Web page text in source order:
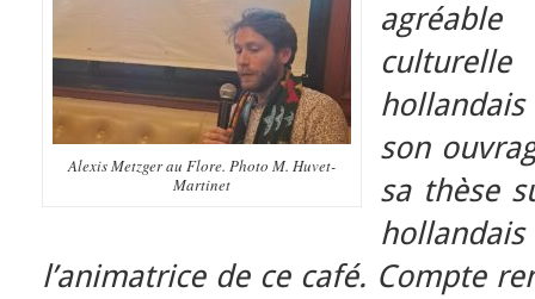
Alexis Metzger au Flore. Photo M. Huvet-
Martinet
son
sa thèse
l’animatrice de ce café. Compte